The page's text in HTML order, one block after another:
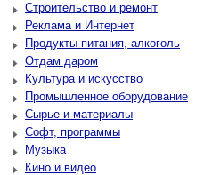
Строительство и ремонт
Реклама и Интернет
Продукты питания, алкоголь
Отдам даром
Культура и искусство
Промышленное оборудование
Сырье и материалы
Софт, программы
Музыка
Кино и видео